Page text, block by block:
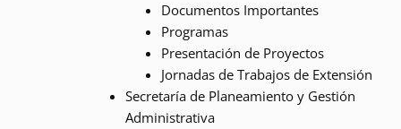
Documentos Importantes
Programas
Presentación de Proyectos
Jornadas de Trabajos de Extensión
Secretaría de Planeamiento y Gestión
Administrativa